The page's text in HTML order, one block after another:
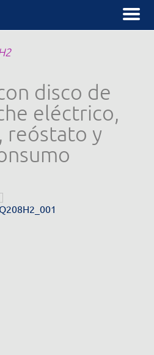
disco de
eléctrico,
reóstato y